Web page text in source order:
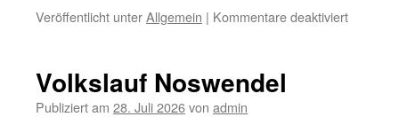
Veröffentlicht unterAllgemein | Kommentare deaktiviertfür
Volkslauf Noswendel
Publiziert am 28. Juli 2026von admin